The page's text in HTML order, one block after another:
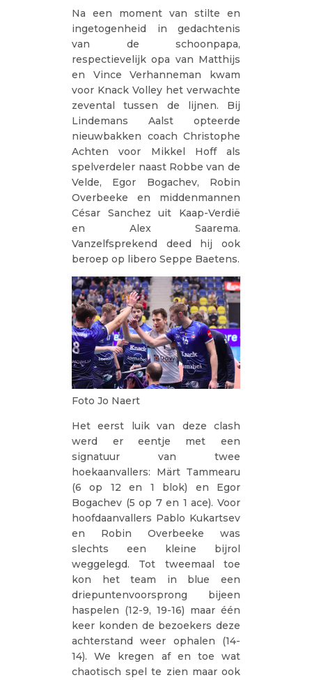
Na een moment van stilte en
ingetogenheid in gedachtenis
van de schoonpapa,
respectievelijk opa van Matthijs
en Vince Verhanneman kwam
voor Knack Volley het verwachte
zevental tussen de lijnen. Bij
Lindemans Aalst opteerde
nieuwbakken coach Christophe
Achten voor Mikkel Hoff als
spelverdeler naast Robbe van de
Velde, Egor Bogachev, Robin
Overbeeke en middenmannen
César Sanchez uit Kaap-Verdië
en Alex Saarema.
Vanzelfsprekend deed hij ook
beroep op libero Seppe Baetens.
Foto Jo Naert
Het eerst luik van deze clash
werd er eentje met een
signatuur van twee
hoekaanvallers: Märt Tammearu
(6 op 12 en 1 blok) en Egor
Bogachev (5 op 7 en 1 ace). Voor
hoofdaanvallers Pablo Kukartsev
en Robin Overbeeke was
slechts een kleine bijrol
weggelegd. Tot tweemaal toe
kon het team in blue een
driepuntenvoorsprong bijeen
haspelen (12-9, 19-16) maar één
keer konden de bezoekers deze
achterstand weer ophalen (14-
14). We kregen af en toe wat
chaotisch spel te zien maar ook